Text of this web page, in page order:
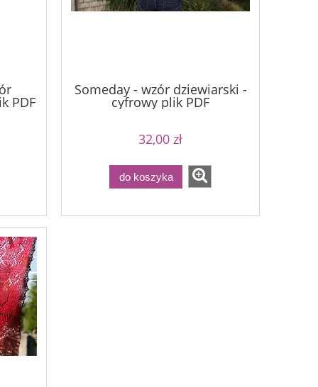
PDF
Someday - wzór dziewiarski -
cyfrowy plik PDF
32,00 zł
do koszyka